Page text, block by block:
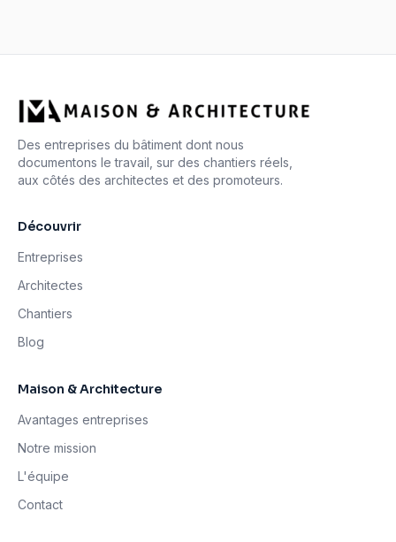
Des entreprises du bâtiment dont nous
documentons le travail, sur des chantiers réels,
aux côtés des architectes et des promoteurs.
Découvrir
Entreprises
Architectes
Chantiers
Blog
Maison & Architecture
Avantages entreprises
Notre mission
L'équipe
Contact